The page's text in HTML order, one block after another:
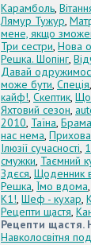
Карамболь,
Лямур Тужур,
мене, якщо
Три сестри, Нова
Решка. Шопінг,
Давай
може бути, Спеція,
кайф!, Скептик,
Яхтовий сезон,
2010, Таїна,
нас нема,
Ілюзії сучасності,
смужки, Таємний
Здєся, Щоденник
Решка, Їмо вдома,
К1!, Шеф - кухар,
Рецепти щастя,
Рецепти щастя.
Навколосвітня